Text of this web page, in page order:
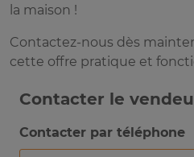
la maison !
Contactez-nous dès
cette offre pratique et
Contacter le
Contacter par téléphone